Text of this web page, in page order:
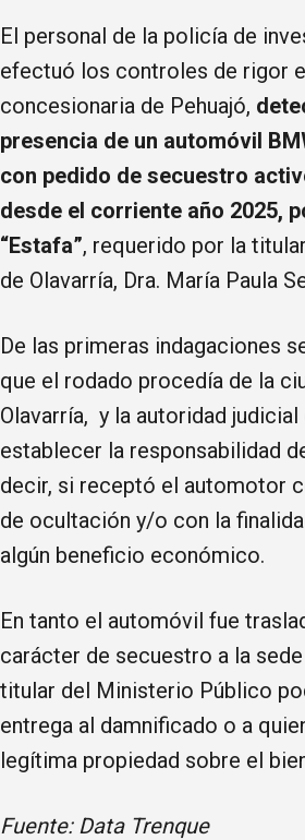
El personal de la policía de
efectuó los controles de rigor
concesionaria de Pehuajó,
presencia de un automóvil
con pedido de secuestro
desde el corriente año 2025,
“Estafa”, requerido por la
de Olavarría, Dra. María Paula
De las primeras indagaciones
que el rodado procedía de la
Olavarría, y la autoridad judicial
establecer la responsabilidad
decir, si receptó el automotor
de ocultación y/o con la
algún beneficio económico.
En tanto el automóvil fue
carácter de secuestro a la
titular del Ministerio Público
entrega al damnificado o a
legítima propiedad sobre el
Fuente: Data Trenque